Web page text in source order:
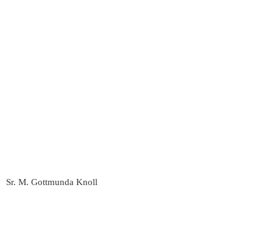
Sr. M. Gottmunda Knoll